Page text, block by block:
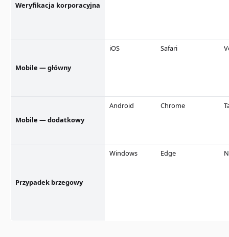
Weryfikacja korporacyjna
Mobile — główny
iOS Safari
Mobile — dodatkowy
Android Chrome
Przypadek brzegowy
Windows Edge